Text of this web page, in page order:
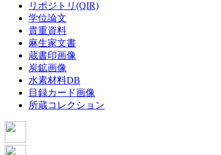
リポジトリ(QIR)
学位論文
貴重資料
麻生家文書
蔵書印画像
炭鉱画像
水素材料DB
目録カード画像
所蔵コレクション